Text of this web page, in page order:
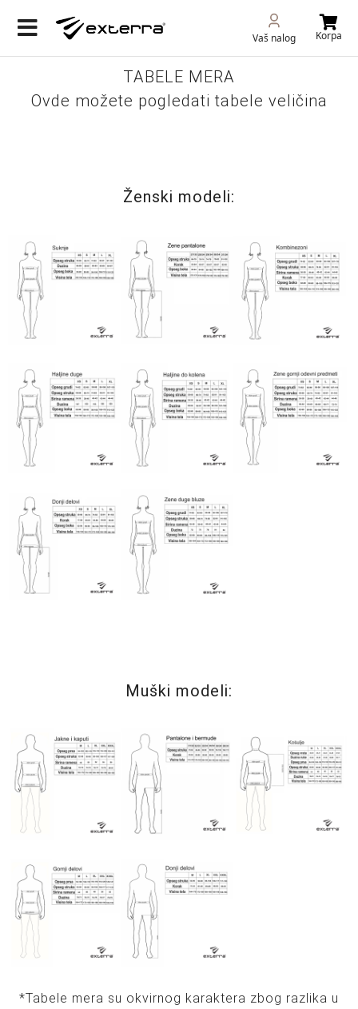
Vaš nalog Korpa
TABELE MERA
Ovde možete pogledati tabele veličina
Ženski modeli:
Muški modeli:
*Tabele mera su okvirnog karaktera zbog razlika u